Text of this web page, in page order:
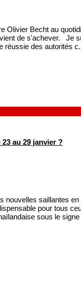
Becht au
de s'achever. Je
réussie des autorités
au 29 janvier ?
nouvelles saillantes
pour tous
sous le signe